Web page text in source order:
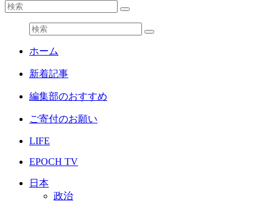
ホーム
新着記事
編集部のおすすめ
ご寄付のお願い
LIFE
EPOCH TV
日本
政治